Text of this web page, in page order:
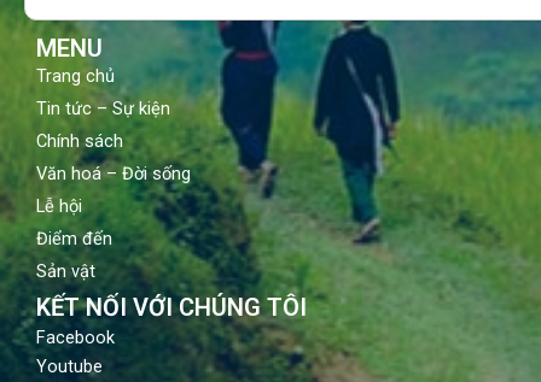
MENU
Trang chủ
Tin tức – Sự kiện
Chính sách
Văn hoá – Đời sống
Lễ hội
Điểm đến
Sản vật
KẾT NỐI VỚI CHÚNG TÔI
Facebook
Youtube